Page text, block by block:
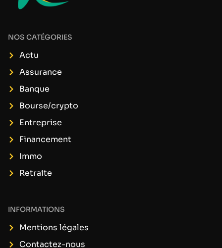
NOS CATÉGORIES
Actu
Assurance
Banque
Bourse/crypto
Entreprise
Financement
Immo
Retraite
INFORMATIONS
Mentions légales
Contactez-nous